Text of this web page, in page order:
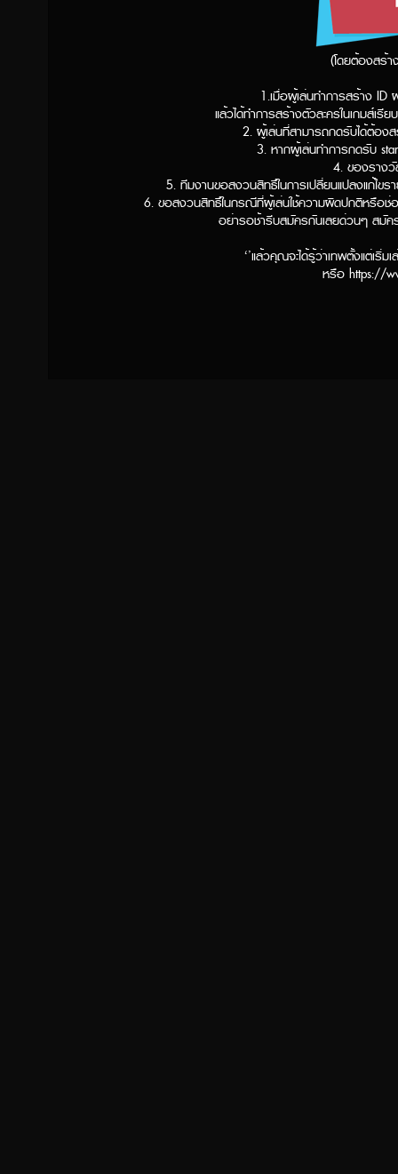
(โดยต้องสร้
1.เมื่อผู้เล่นทำการสร้าง ID
แล้วได้ทำการสร้างตัวละครในเกมส์เ
2. ผู้เล่นที่สามารถกดรับได้ต้อง
3. หากผู้เล่นทำการกดรับ
4. ของรางวั
5. ทีมงานขอสงวนสิทธิ์ในการเปลี่ยนแปลงแก้ไขร
6. ขอสงวนสิทธิ์ในกรณีที่ผู้เล่นใช้ความผิดปกติหรือช่
อย่ารอช้ารีบสมัครกันเลยด่วนๆ สมัครง่าย
‘’แล้วคุณจะได้รู้ว่าเทพตั้งแต่เริ่ม
หรือ https://